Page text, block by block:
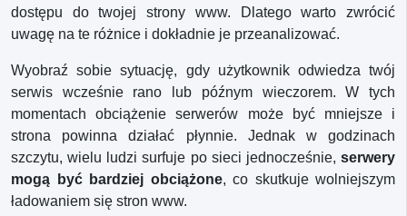
dostępu do twojej strony www. Dlatego warto zwrócić
uwagę na te różnice i dokładnie je przeanalizować.
Wyobraź sobie sytuację, gdy użytkownik odwiedza twój
serwis wcześnie rano lub późnym wieczorem. W tych
momentach obciążenie serwerów może być mniejsze i
strona powinna działać płynnie. Jednak w godzinach
szczytu, wielu ludzi surfuje po sieci jednocześnie, serwery
mogą być bardziej obciążone, co skutkuje wolniejszym
ładowaniem się stron www.